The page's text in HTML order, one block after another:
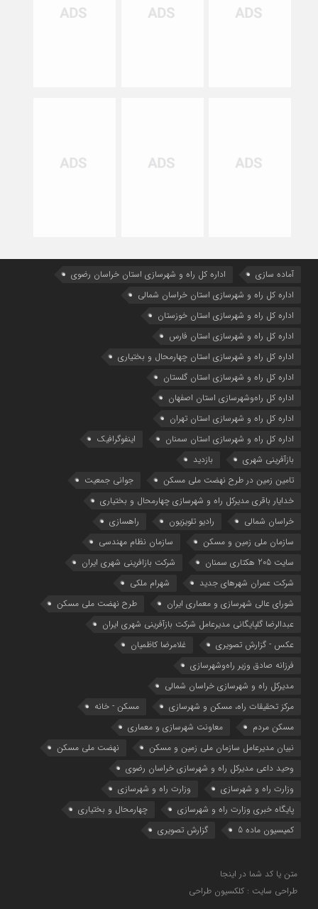
آماده سازی
اداره كل راه و شهرسازي استان خراسان رضوي
اداره كل راه و شهرسازي استان خراسان شمالي
اداره كل راه و شهرسازي استان خوزستان
اداره كل راه و شهرسازي استان فارس
اداره كل راه و شهرسازي استان چهارمحال و بختياري
اداره كل راه و شهرسازي استان گلستان
اداره كل راه‌و‌شهرسازي استان اصفهان
اداره کل راه و شهرسازی استان تهران
اداره کل راه و شهرسازی استان سمنان
اینفوگرافیک
بازآفرینی شهری
بازدید
تامین زمین در طرح نهضت ملی مسکن
جوانی جمعیت
خدایار باقری مدیرکل راه و شهرسازی چهارمحال و بختیاری
خراسان شمالی
رادیو تلویزیون
راهسازی
سازمان ملی زمین و مسکن
سازمان نظام مهندسی
سایت 205 هکتاری سمنان
شرکت بازافرینی شهری ایران
شرکت عمران شهرهای جدید
شهرام ملکی
شوراي عالي شهرسازی و معماري ايران
طرح نهضت ملی مسکن
عبدالرضا گلپایگانی مدیرعامل شرکت بازآفرینی شهری ایران
عکس - گزارش تصویری
غلامرضا کاظمیان
فرزانه صادق وزیر راه‌وشهرسازی
مدیرکل راه و شهرسازی خراسان شمالی
مرکز تحقیقات راه، مسکن و شهرسازی
مسکن - خانه
مسکن مردم
معاونت شهرسازي و معماري
نبیان مدیرعامل سازمان ملی زمین و مسکن
نهضت ملی مسکن
وحید داعی مدیرکل راه و شهرسازی خراسان رضوی
وزارت راه و شهرسازي
وزارت راه و شهرسازی
پایگاه خبری وزارت راه و شهرسازی
چهارمحال و بختیاری
کمیسیون ماده 5
گزارش تصویری
متن یا کد شما در اینجا
طراحی سایت : کلکسیون طراحی